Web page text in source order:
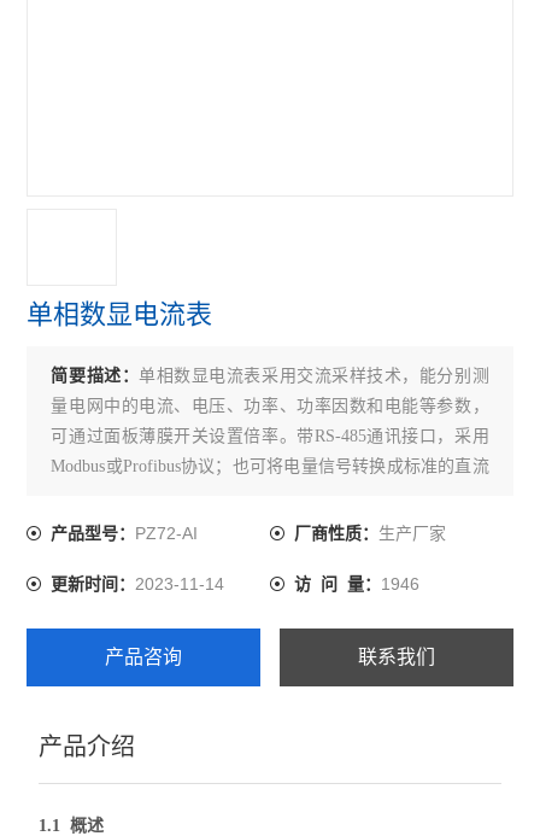
多功能三相可编程电力测控仪表
无线测温集中采集触摸屏嵌入式安装
无源无线测温传感器ct感应取电
开关柜综合测控装置温湿度控制语音提示功能
带RS485通讯 报警 4-20mA输出单相电流表
实时无线测温采集设备
AMC系列电测仪表
单相数显电流表
简要描述：单相数显电流表采用交流采样技术，能分别测
量电网中的电流、电压、功率、功率因数和电能等参数，
可通过面板薄膜开关设置倍率。带RS-485通讯接口，采用
Modbus或Profibus协议；也可将电量信号转换成标准的直流
等功能。
产品型号： PZ72-AI 厂商性质： 生产厂家
更新时间：2023-11-14 访 问 量： 1946
产品咨询 联系我们
产品介绍
1.1 概述